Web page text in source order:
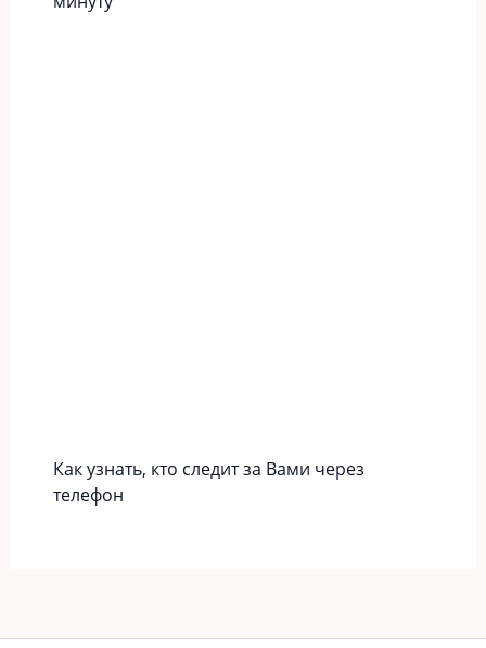
Как узнать, кто следит за Вами через
телефон